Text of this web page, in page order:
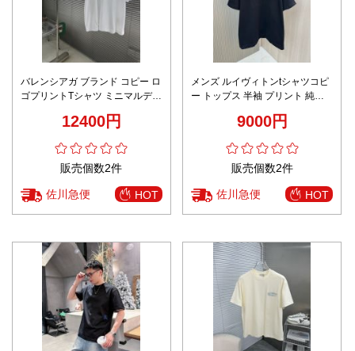
バレンシアガ ブランド コピー ロ
ゴプリントTシャツ ミニマルデザ
12400円
販売個数2件
佐川急便 HOT
メンズ ルイヴィトンtシャツコピ
ー トップス 半袖 プリント 純綿
9000円
販売個数2件
佐川急便 HOT